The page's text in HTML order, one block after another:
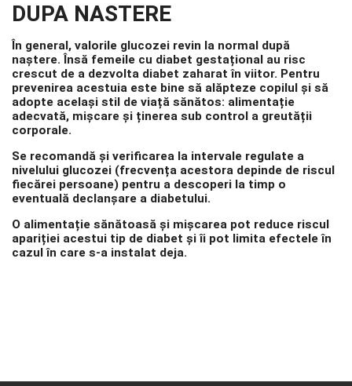
DUPA NASTERE
În general, valorile glucozei revin la normal după
naștere. Însă femeile cu diabet gestațional au risc
crescut de a dezvolta diabet zaharat în viitor. Pentru
prevenirea acestuia este bine să alăpteze copilul și să
adopte același stil de viață sănătos: alimentație
adecvată, mișcare și ținerea sub control a greutății
corporale.
Se recomandă și verificarea la intervale regulate a
nivelului glucozei (frecvența acestora depinde de riscul
fiecărei persoane) pentru a descoperi la timp o
eventuală declanșare a diabetului.
O alimentație sănătoasă și mișcarea pot reduce riscul
apariției acestui tip de diabet și îi pot limita efectele în
cazul în care s-a instalat deja.